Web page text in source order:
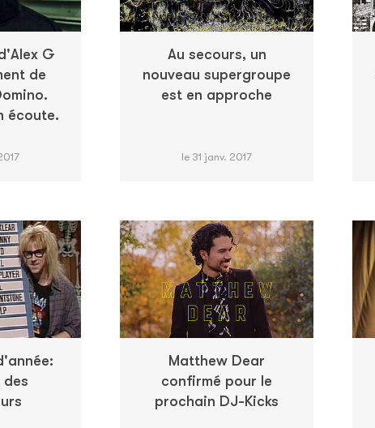
G
de
écoute.
Au secours, un
nouveau supergroupe
est en approche
le 31 janv. 2017
des
Matthew Dear
confirmé pour le
prochain DJ-Kicks